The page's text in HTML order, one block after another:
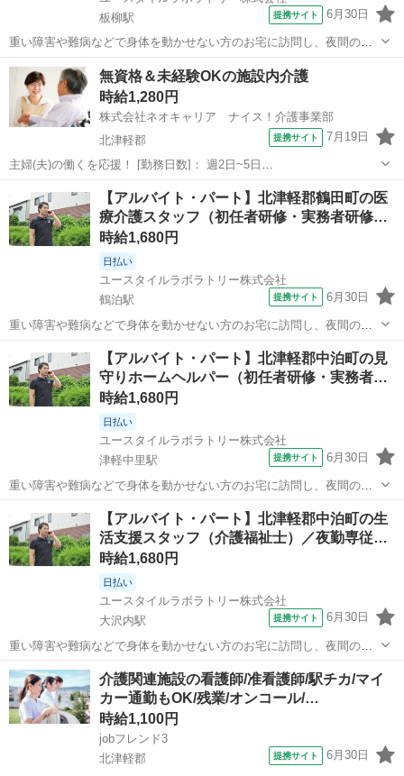
板柳駅
提携サイト 6月30日
重い障害や難病などで身体を動かせない方のお宅に訪問し、夜間の見
守りケアを行うお仕事です。もちろん直行直帰OK。 【サービス】 訪
問介護（夜勤） 【仕事内容】 主なお仕事は高齢者・障がいのある方の
就寝時の見守りがメインのお...
青森 北津軽郡 板柳駅 介護
無資格＆未経験OKの施設内介護
時給1,280円
株式会社ネオキャリア ナイス！介護事業部
北津軽郡
提携サイト 7月19日
主婦(夫)の働くを応援！ [勤務日数]： 週2日~5日
09:00~15:00/10:00~16:00/07:00~16:00/09:00~18:00/11:00~20:00 月/
火/水/木/金/土/日 などから選べます ...
北津軽郡 ホームヘルパー
【アルバイト・パート】北津軽郡鶴田町の医
療介護スタッフ（初任者研修・実務者研修…
時給1,680円
日払い
ユースタイルラボラトリー株式会社
鶴泊駅
提携サイト 6月30日
重い障害や難病などで身体を動かせない方のお宅に訪問し、夜間の見
守りケアを行うお仕事です。もちろん直行直帰OK。 【サービス】 訪
問介護（夜勤） 【仕事内容】 主なお仕事は高齢者・障がいのある方の
就寝時の見守りがメインのお...
北津軽郡 鶴泊駅 介護
【アルバイト・パート】北津軽郡中泊町の見
守りホームヘルパー（初任者研修・実務者…
時給1,680円
日払い
ユースタイルラボラトリー株式会社
津軽中里駅
提携サイト 6月30日
重い障害や難病などで身体を動かせない方のお宅に訪問し、夜間の見
守りケアを行うお仕事です。もちろん直行直帰OK。 【サービス】 訪
問介護（夜勤） 【仕事内容】 主なお仕事は高齢者・障がいのある方の
就寝時の見守りがメインのお...
北津軽郡 津軽中里駅 介護
【アルバイト・パート】北津軽郡中泊町の生
活支援スタッフ（介護福祉士）／夜勤専従…
時給1,680円
日払い
ユースタイルラボラトリー株式会社
大沢内駅
提携サイト 6月30日
重い障害や難病などで身体を動かせない方のお宅に訪問し、夜間の見
守りケアを行うお仕事です。もちろん直行直帰OK。 【サービス】 訪
問介護（夜勤） 【仕事内容】 ALSなどの難病の方や、さまざまな障が
いがあるご利用者の就寝時...
青森 北津軽郡 大沢内駅 その他
介護関連施設の看護師/准看護師/駅チカ/マイ
カー通勤もOK/残業/オンコール/…
時給1,100円
jobフレンド3
北津軽郡
提携サイト 6月30日